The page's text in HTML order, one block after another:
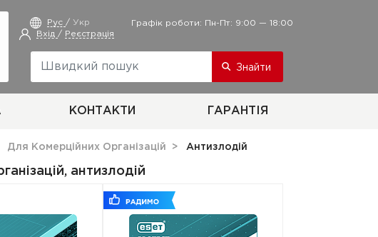
Вхід / Реєстрація
Рус / Укр Графік роботи: Пн-Пт: 9:00 — 18:00
Знайти
КОНТАКТИ ГАРАНТІЯ
Для Комерційних Організацій Антизлодій
антизлодій